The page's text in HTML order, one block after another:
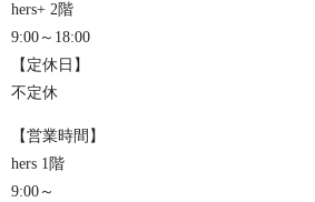
hers+ 2階
9:00～18:00
【定休日】
不定休
【営業時間】
hers 1階
9:00～